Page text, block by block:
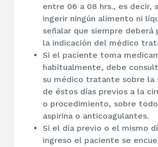
entre 06 a 08 hrs., es decir,
ingerir ningún alimento ni
señalar que siempre deberá
la indicación del médico
Si el paciente toma
habitualmente, debe
su médico tratante sobre la
de éstos días previos a la
o procedimiento, sobre
aspirina o anticoagulantes.
Si el día previo o el mismo
ingreso el paciente se